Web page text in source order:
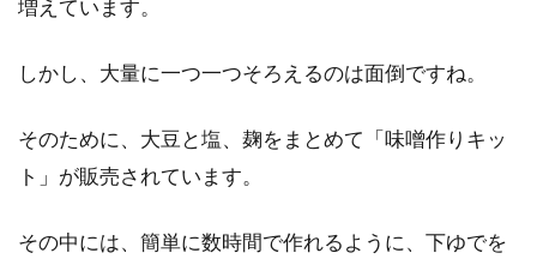
増えています。
しかし、大量に一つ一つそろえるのは面倒ですね。
そのために、大豆と塩、麹をまとめて「味噌作りキッ
ト」が販売されています。
その中には、簡単に数時間で作れるように、下ゆでを